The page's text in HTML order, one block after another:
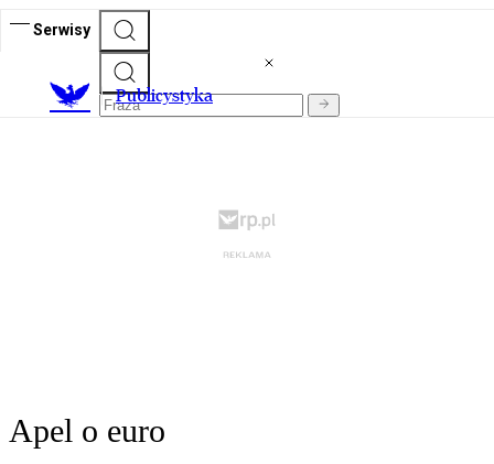
Serwisy
Publicystyka
Apel o euro